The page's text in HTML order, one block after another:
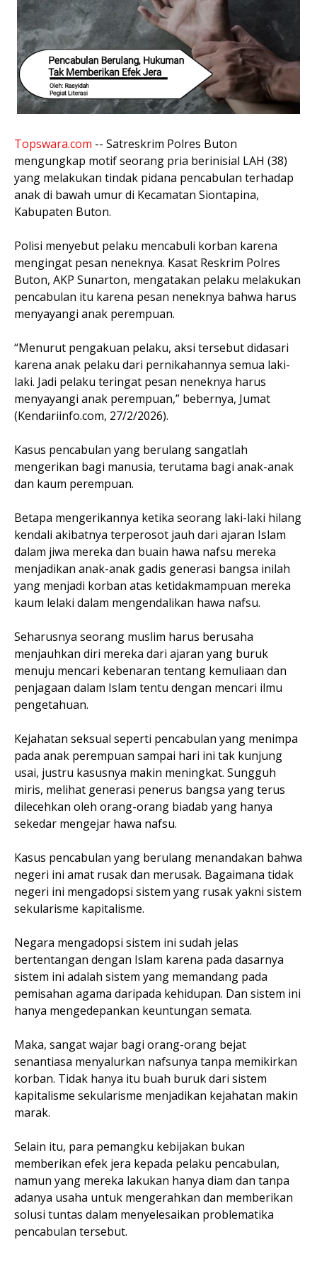
Topswara.com -- Satreskrim Polres Buton
mengungkap motif seorang pria berinisial LAH (38)
yang melakukan tindak pidana pencabulan terhadap
anak di bawah umur di Kecamatan Siontapina,
Kabupaten Buton.
Polisi menyebut pelaku mencabuli korban karena
mengingat pesan neneknya. Kasat Reskrim Polres
Buton, AKP Sunarton, mengatakan pelaku melakukan
pencabulan itu karena pesan neneknya bahwa harus
menyayangi anak perempuan.
“Menurut pengakuan pelaku, aksi tersebut didasari
karena anak pelaku dari pernikahannya semua laki-
laki. Jadi pelaku teringat pesan neneknya harus
menyayangi anak perempuan,” bebernya, Jumat
(Kendariinfo.com, 27/2/2026).
Kasus pencabulan yang berulang sangatlah
mengerikan bagi manusia, terutama bagi anak-anak
dan kaum perempuan.
Betapa mengerikannya ketika seorang laki-laki hilang
kendali akibatnya terperosot jauh dari ajaran Islam
dalam jiwa mereka dan buain hawa nafsu mereka
menjadikan anak-anak gadis generasi bangsa inilah
yang menjadi korban atas ketidakmampuan mereka
kaum lelaki dalam mengendalikan hawa nafsu.
Seharusnya seorang muslim harus berusaha
menjauhkan diri mereka dari ajaran yang buruk
menuju mencari kebenaran tentang kemuliaan dan
penjagaan dalam Islam tentu dengan mencari ilmu
pengetahuan.
Kejahatan seksual seperti pencabulan yang menimpa
pada anak perempuan sampai hari ini tak kunjung
usai, justru kasusnya makin meningkat. Sungguh
miris, melihat generasi penerus bangsa yang terus
dilecehkan oleh orang-orang biadab yang hanya
sekedar mengejar hawa nafsu.
Kasus pencabulan yang berulang menandakan bahwa
negeri ini amat rusak dan merusak. Bagaimana tidak
negeri ini mengadopsi sistem yang rusak yakni sistem
sekularisme kapitalisme.
Negara mengadopsi sistem ini sudah jelas
bertentangan dengan Islam karena pada dasarnya
sistem ini adalah sistem yang memandang pada
pemisahan agama daripada kehidupan. Dan sistem ini
hanya mengedepankan keuntungan semata.
Maka, sangat wajar bagi orang-orang bejat
senantiasa menyalurkan nafsunya tanpa memikirkan
korban. Tidak hanya itu buah buruk dari sistem
kapitalisme sekularisme menjadikan kejahatan makin
marak.
Selain itu, para pemangku kebijakan bukan
memberikan efek jera kepada pelaku pencabulan,
namun yang mereka lakukan hanya diam dan tanpa
adanya usaha untuk mengerahkan dan memberikan
solusi tuntas dalam menyelesaikan problematika
pencabulan tersebut.